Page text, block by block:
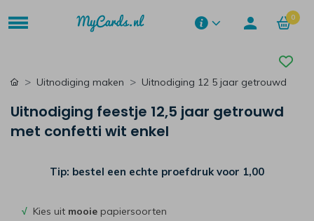
0
Uitnodiging maken Uitnodiging 12 5 jaar getrouwd
Uitnodiging feestje 12,5 jaar getrouwd
met confetti wit enkel
Tip: bestel een echte proefdruk voor 1,00
√ Kies uit mooie papiersoorten